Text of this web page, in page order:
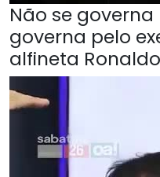
Não se governa
governa pelo
alfineta